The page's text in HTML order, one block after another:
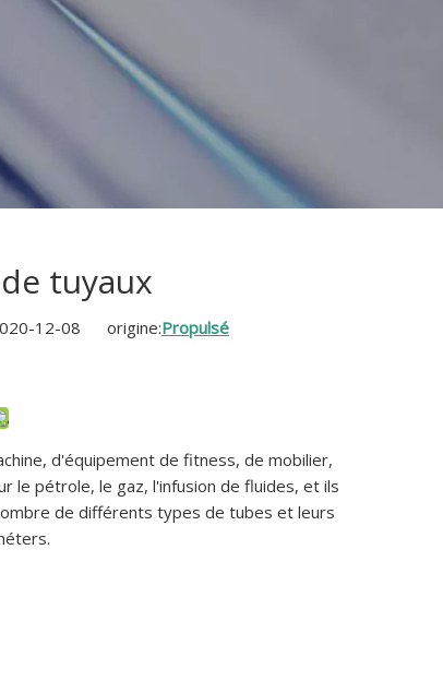
tuyaux
12-08 origine:Propulsé
d'équipement de fitness, de mobilier,
le pétrole, le gaz, l'infusion de fluides, et ils
de différents types de tubes et leurs